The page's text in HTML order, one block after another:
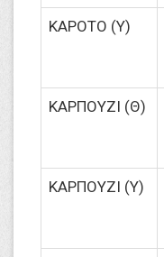
ΚΑΡΟΤΟ (Υ)
ΚΑΡΠΟΥΖΙ (Θ)
ΚΑΡΠΟΥΖΙ (Υ)